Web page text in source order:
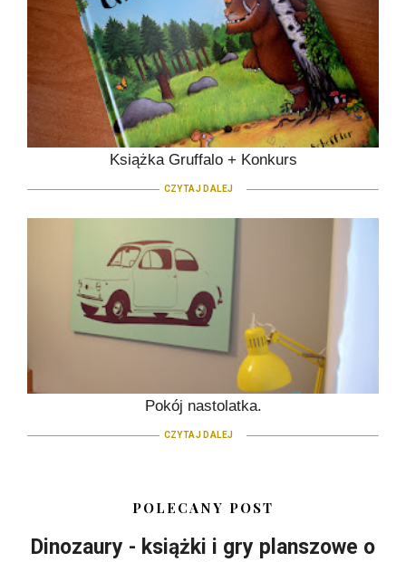
Książka Gruffalo + Konkurs
CZYTAJ DALEJ
Pokój nastolatka.
CZYTAJ DALEJ
POLECANY POST
Dinozaury - książki i gry planszowe o